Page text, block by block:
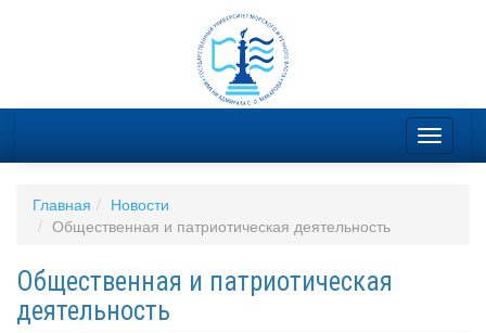
Главная
Новости
Общественная и патриотическая деятельность
Общественная и патриотическая
деятельность